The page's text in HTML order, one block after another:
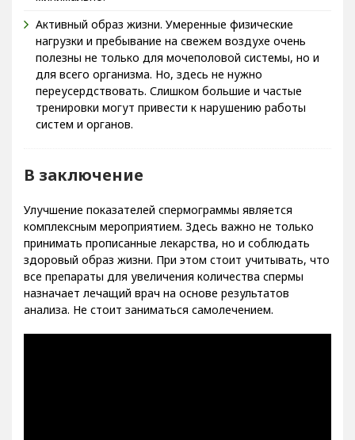
Активный образ жизни. Умеренные физические
нагрузки и пребывание на свежем воздухе очень
полезны не только для мочеполовой системы, но и
для всего организма. Но, здесь не нужно
переусердствовать. Слишком большие и частые
тренировки могут привести к нарушению работы
систем и органов.
В заключение
Улучшение показателей спермограммы является
комплексным мероприятием. Здесь важно не только
принимать прописанные лекарства, но и соблюдать
здоровый образ жизни. При этом стоит учитывать, что
все препараты для увеличения количества спермы
назначает лечащий врач на основе результатов